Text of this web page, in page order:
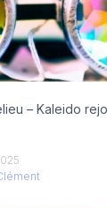
– Kaleido